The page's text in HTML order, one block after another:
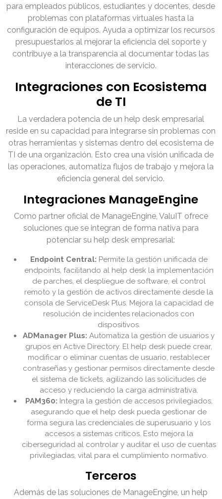
para empleados públicos, estudiantes y docentes, desde
problemas con plataformas virtuales hasta la
configuración de equipos. Ayuda a optimizar los recursos
presupuestarios al mejorar la eficiencia del soporte y
contribuye a la transparencia al documentar todas las
interacciones de servicio.
Integraciones con Ecosistema
de TI
La verdadera potencia de un help desk empresarial
reside en su capacidad para integrarse sin problemas con
otras herramientas y sistemas dentro del ecosistema de
TI de una organización. Esto crea una visión unificada de
las operaciones, automatiza flujos de trabajo y mejora la
eficiencia general del servicio.
Integraciones ManageEngine
Como partner oficial de ManageEngine, ValuIT ofrece
soluciones que se integran de forma nativa para
potenciar su help desk empresarial:
Endpoint Central: Permite la gestión unificada de
endpoints, facilitando al help desk la implementación
de parches, el despliegue de software, el control
remoto y la gestión de activos directamente desde la
consola de ServiceDesk Plus. Mejora la capacidad de
resolución de incidentes relacionados con
dispositivos.
ADManager Plus: Automatiza la gestión de usuarios y
grupos en Active Directory. El help desk puede crear,
modificar o eliminar cuentas de usuario, restablecer
contraseñas y gestionar permisos directamente desde
el sistema de tickets, agilizando las solicitudes de
acceso y reduciendo la carga administrativa.
PAM360: Integra la gestión de accesos privilegiados,
asegurando que el help desk pueda gestionar de
forma segura las credenciales de superusuario y los
accesos a sistemas críticos. Esto mejora la
ciberseguridad al controlar y auditar el uso de cuentas
privilegiadas, vital para el cumplimiento normativo.
Terceros
Además de las soluciones de ManageEngine, un help